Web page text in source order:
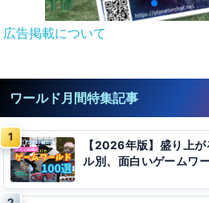
広告掲載について
ワールド月間特集記事
【2026年版】盛り上
ル別、面白いゲームワ